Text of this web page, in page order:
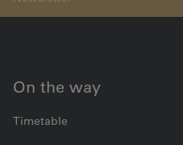
On the way
Timetable